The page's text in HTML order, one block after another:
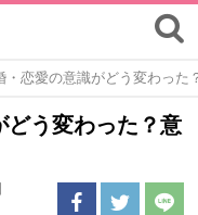
・恋愛の意識がどう変わった
どう変わった？意